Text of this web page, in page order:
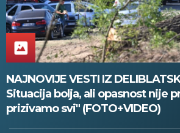
NAJNOVIJE VESTI IZ
Situacija bolja, ali opasnost nije
prizivamo svi" (FOTO+VIDEO)